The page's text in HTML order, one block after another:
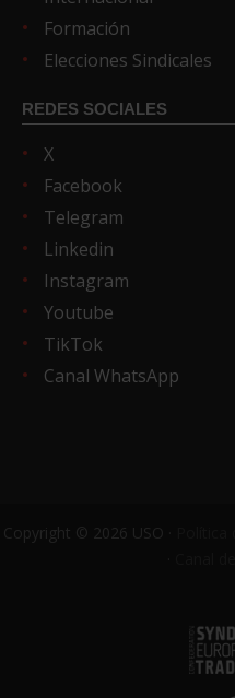
Formación
Elecciones Sindicales
REDES SOCIALES
X
Facebook
Telegram
Linkedin
Instagram
Youtube
TikTok
Canal WhatsApp
Copyright © 2026 USO ·